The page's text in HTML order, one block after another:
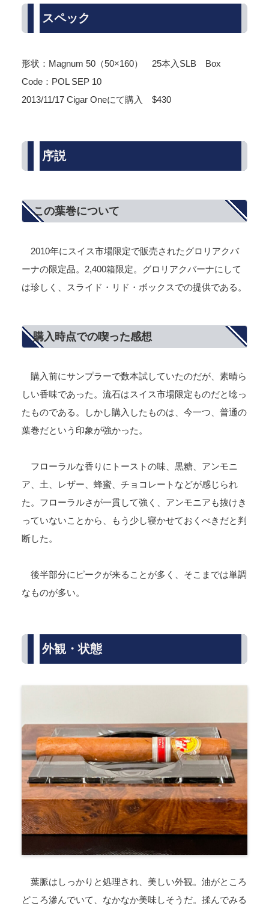
スペック
形状：Magnum 50（50×160） 25本入SLB Box
Code：POL SEP 10
2013/11/17 Cigar Oneにて購入 $430
序説
この葉巻について
2010年にスイス市場限定で販売されたグロリアクバ
ーナの限定品。2,400箱限定。グロリアクバーナにして
は珍しく、スライド・リド・ボックスでの提供である。
購入時点での喫った感想
購入前にサンプラーで数本試していたのだが、素晴ら
しい香味であった。流石はスイス市場限定ものだと唸っ
たものである。しかし購入したものは、今一つ、普通の
葉巻だという印象が強かった。
フローラルな香りにトーストの味、黒糖、アンモニ
ア、土、レザー、蜂蜜、チョコレートなどが感じられ
た。フローラルさが一貫して強く、アンモニアも抜けき
っていないことから、もう少し寝かせておくべきだと判
断した。
後半部分にピークが来ることが多く、そこまでは単調
なものが多い。
外観・状態
葉脈はしっかりと処理され、美しい外観。油がところ
どころ滲んでいて、なかなか美味しそうだ。揉んでみる